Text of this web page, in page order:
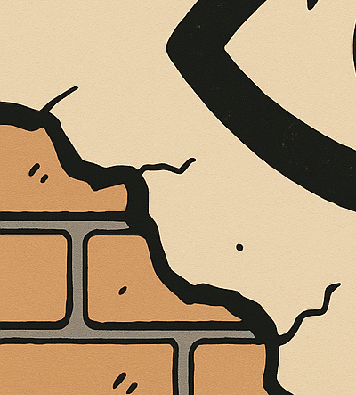
È MORTO MELO FRENI,
Antonio Marino 4 Agosto 2026
Cultura e Società
A casa Freni, a pochi passi dal
CONTINUA A LEGGERE
Condividi:
NO AL PONTE
di direttore/16 Aprile 2021